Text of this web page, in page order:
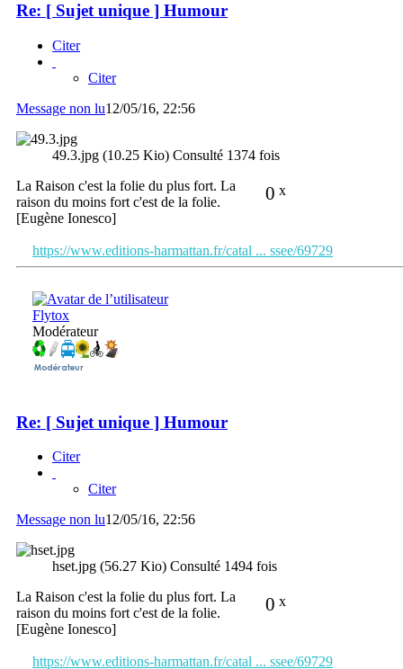
Re: [ Sujet unique ] Humour
Citer
Citer
Message non lu12/05/16, 22:56
49.3.jpg (10.25 Kio) Consulté 1374 fois
0 x
La Raison c'est la folie du plus fort. La
raison du moins fort c'est de la folie.
[Eugène Ionesco]
https://www.editions-harmattan.fr/catal ... ssee/69729
Flytox
Modérateur
Re: [ Sujet unique ] Humour
Citer
Citer
Message non lu12/05/16, 22:56
hset.jpg (56.27 Kio) Consulté 1494 fois
0 x
La Raison c'est la folie du plus fort. La
raison du moins fort c'est de la folie.
[Eugène Ionesco]
https://www.editions-harmattan.fr/catal ... ssee/69729